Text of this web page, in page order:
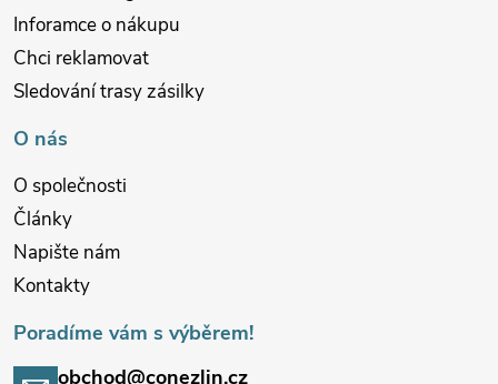
Inforamce o nákupu
Chci reklamovat
Sledování trasy zásilky
O nás
O společnosti
Články
Napište nám
Kontakty
Poradíme vám s výběrem!
obchod@conezlin.cz